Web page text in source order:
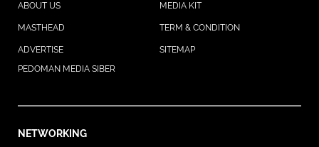
ABOUT US MEDIA KIT
MASTHEAD TERM & CONDITION
ADVERTISE
SITEMAP
PEDOMAN MEDIA SIBER
NETWORKING